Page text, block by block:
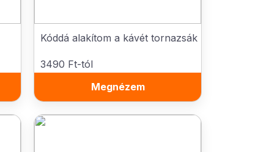
Kóddá alakítom a kávét tornazsák
3490 Ft-tól
Megnézem